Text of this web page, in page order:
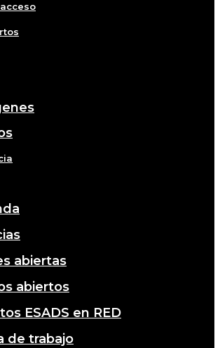
abiertas
abiertos
ESADS en RED
de trabajo